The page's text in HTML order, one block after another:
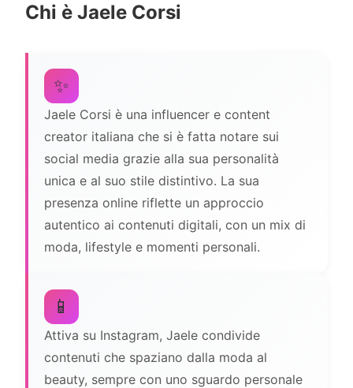
Chi è Jaele Corsi
✨
Jaele Corsi è una influencer e content
creator italiana che si è fatta notare sui
social media grazie alla sua personalità
unica e al suo stile distintivo. La sua
presenza online riflette un approccio
autentico ai contenuti digitali, con un mix di
moda, lifestyle e momenti personali.
📱
Attiva su Instagram, Jaele condivide
contenuti che spaziano dalla moda al
beauty, sempre con uno sguardo personale